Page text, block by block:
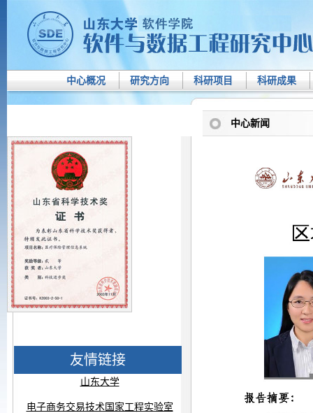
中心概况 研究方向 科研项目 科研成果
友情链接
山东大学
电子商务交易技术国家工程实验室
中心新闻